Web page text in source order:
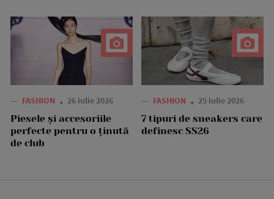
— FASHION 26 iulie 2026
Piesele și accesoriile
perfecte pentru o ținută
de club
— FASHION 25 iulie 2026
7 tipuri de sneakers care
definesc SS26